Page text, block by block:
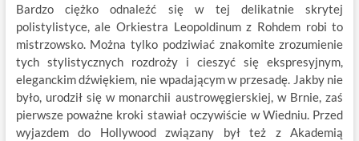
Bardzo ciężko odnaleźć się w tej delikatnie skrytej
polistylistyce, ale Orkiestra Leopoldinum z Rohdem robi to
mistrzowsko. Można tylko podziwiać znakomite zrozumienie
tych stylistycznych rozdroży i cieszyć się ekspresyjnym,
eleganckim dźwiękiem, nie wpadającym w przesadę. Jakby nie
było, urodził się w monarchii austrowęgierskiej, w Brnie, zaś
pierwsze poważne kroki stawiał oczywiście w Wiedniu. Przed
wyjazdem do Hollywood związany był też z Akademią